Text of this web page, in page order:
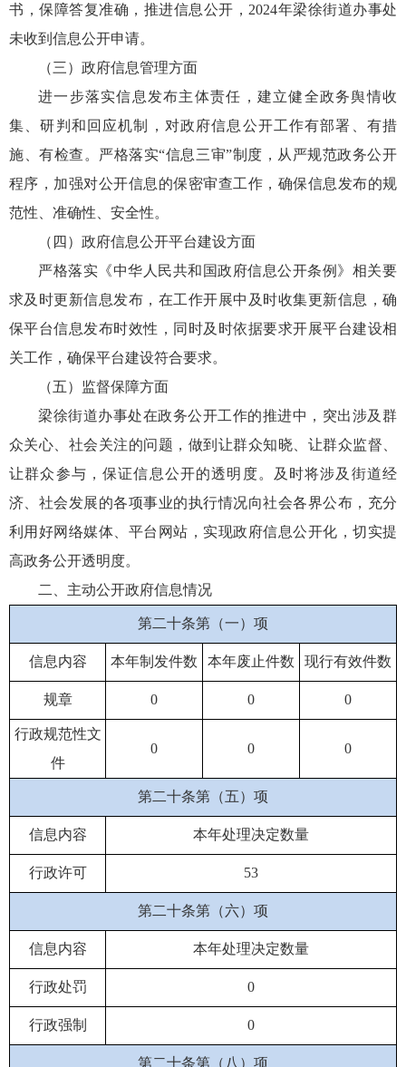
书，保障答复准确，推进信息公开，2024年梁徐街道办事处
未收到信息公开申请。
（三）政府信息管理方面
进一步落实信息发布主体责任，建立健全政务舆情收
集、研判和回应机制，对政府信息公开工作有部署、有措
施、有检查。严格落实“信息三审”制度，从严规范政务公开
程序，加强对公开信息的保密审查工作，确保信息发布的规
范性、准确性、安全性。
（四）政府信息公开平台建设方面
严格落实《中华人民共和国政府信息公开条例》相关要
求及时更新信息发布，在工作开展中及时收集更新信息，确
保平台信息发布时效性，同时及时依据要求开展平台建设相
关工作，确保平台建设符合要求。
（五）监督保障方面
梁徐街道办事处在政务公开工作的推进中，突出涉及群
众关心、社会关注的问题，做到让群众知晓、让群众监督、
让群众参与，保证信息公开的透明度。及时将涉及街道经
济、社会发展的各项事业的执行情况向社会各界公布，充分
利用好网络媒体、平台网站，实现政府信息公开化，切实提
高政务公开透明度。
二、主动公开政府信息情况
第二十条第（一）项
信息内容 本年制发件数 本年废止件数 现行有效件数
规章 0 0 0
行政规范性文
件
0 0 0
第二十条第（五）项
信息内容 本年处理决定数量
行政许可 53
第二十条第（六）项
信息内容 本年处理决定数量
行政处罚 0
行政强制 0
第二十条第（八）项